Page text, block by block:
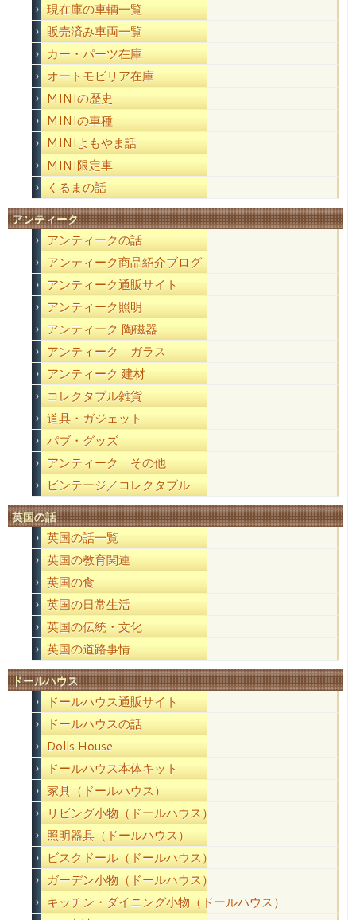
現在庫の車輌一覧
販売済み車両一覧
カー・パーツ在庫
オートモビリア在庫
MINIの歴史
MINIの車種
MINIよもやま話
MINI限定車
くるまの話
アンティーク
アンティークの話
アンティーク商品紹介ブログ
アンティーク通販サイト
アンティーク照明
アンティーク 陶磁器
アンティーク ガラス
アンティーク 建材
コレクタブル雑貨
道具・ガジェット
パブ・グッズ
アンティーク その他
ビンテージ／コレクタブル
英国の話
英国の話一覧
英国の教育関連
英国の食
英国の日常生活
英国の伝統・文化
英国の道路事情
ドールハウス
ドールハウス通販サイト
ドールハウスの話
Dolls House
ドールハウス本体キット
家具（ドールハウス）
リビング小物（ドールハウス）
照明器具（ドールハウス）
ビスクドール（ドールハウス）
ガーデン小物（ドールハウス）
キッチン・ダイニング小物（ドールハウス）